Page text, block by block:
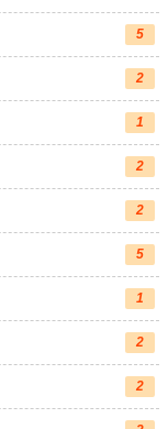
5
2
1
2
2
5
1
2
2